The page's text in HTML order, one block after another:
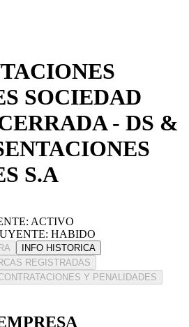
SOCIEDAD
- DS &
S.A
ACTIVO
HABIDO
INFO HISTORICA
REGISTRADAS
Y PENALIDADES